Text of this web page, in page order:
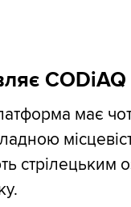
CODiAQ
має
стрілецьким